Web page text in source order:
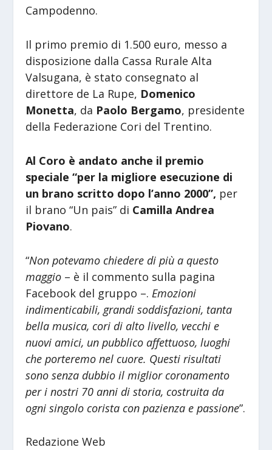
Campodenno.
Il primo premio di 1.500 euro, messo a
disposizione dalla Cassa Rurale Alta
Valsugana, è stato consegnato al
direttore de La Rupe, Domenico
Monetta, da Paolo Bergamo, presidente
della Federazione Cori del Trentino.
Al Coro è andato anche il premio
speciale “per la migliore esecuzione di
un brano scritto dopo l’anno 2000”, per
il brano “Un pais” di Camilla Andrea
Piovano.
“Non potevamo chiedere di più a questo
maggio – è il commento sulla pagina
Facebook del gruppo –. Emozioni
indimenticabili, grandi soddisfazioni, tanta
bella musica, cori di alto livello, vecchi e
nuovi amici, un pubblico affettuoso, luoghi
che porteremo nel cuore. Questi risultati
sono senza dubbio il miglior coronamento
per i nostri 70 anni di storia, costruita da
ogni singolo corista con pazienza e passione”.
Redazione Web